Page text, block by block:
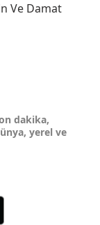
Ve Damat
dakika,
yerel ve